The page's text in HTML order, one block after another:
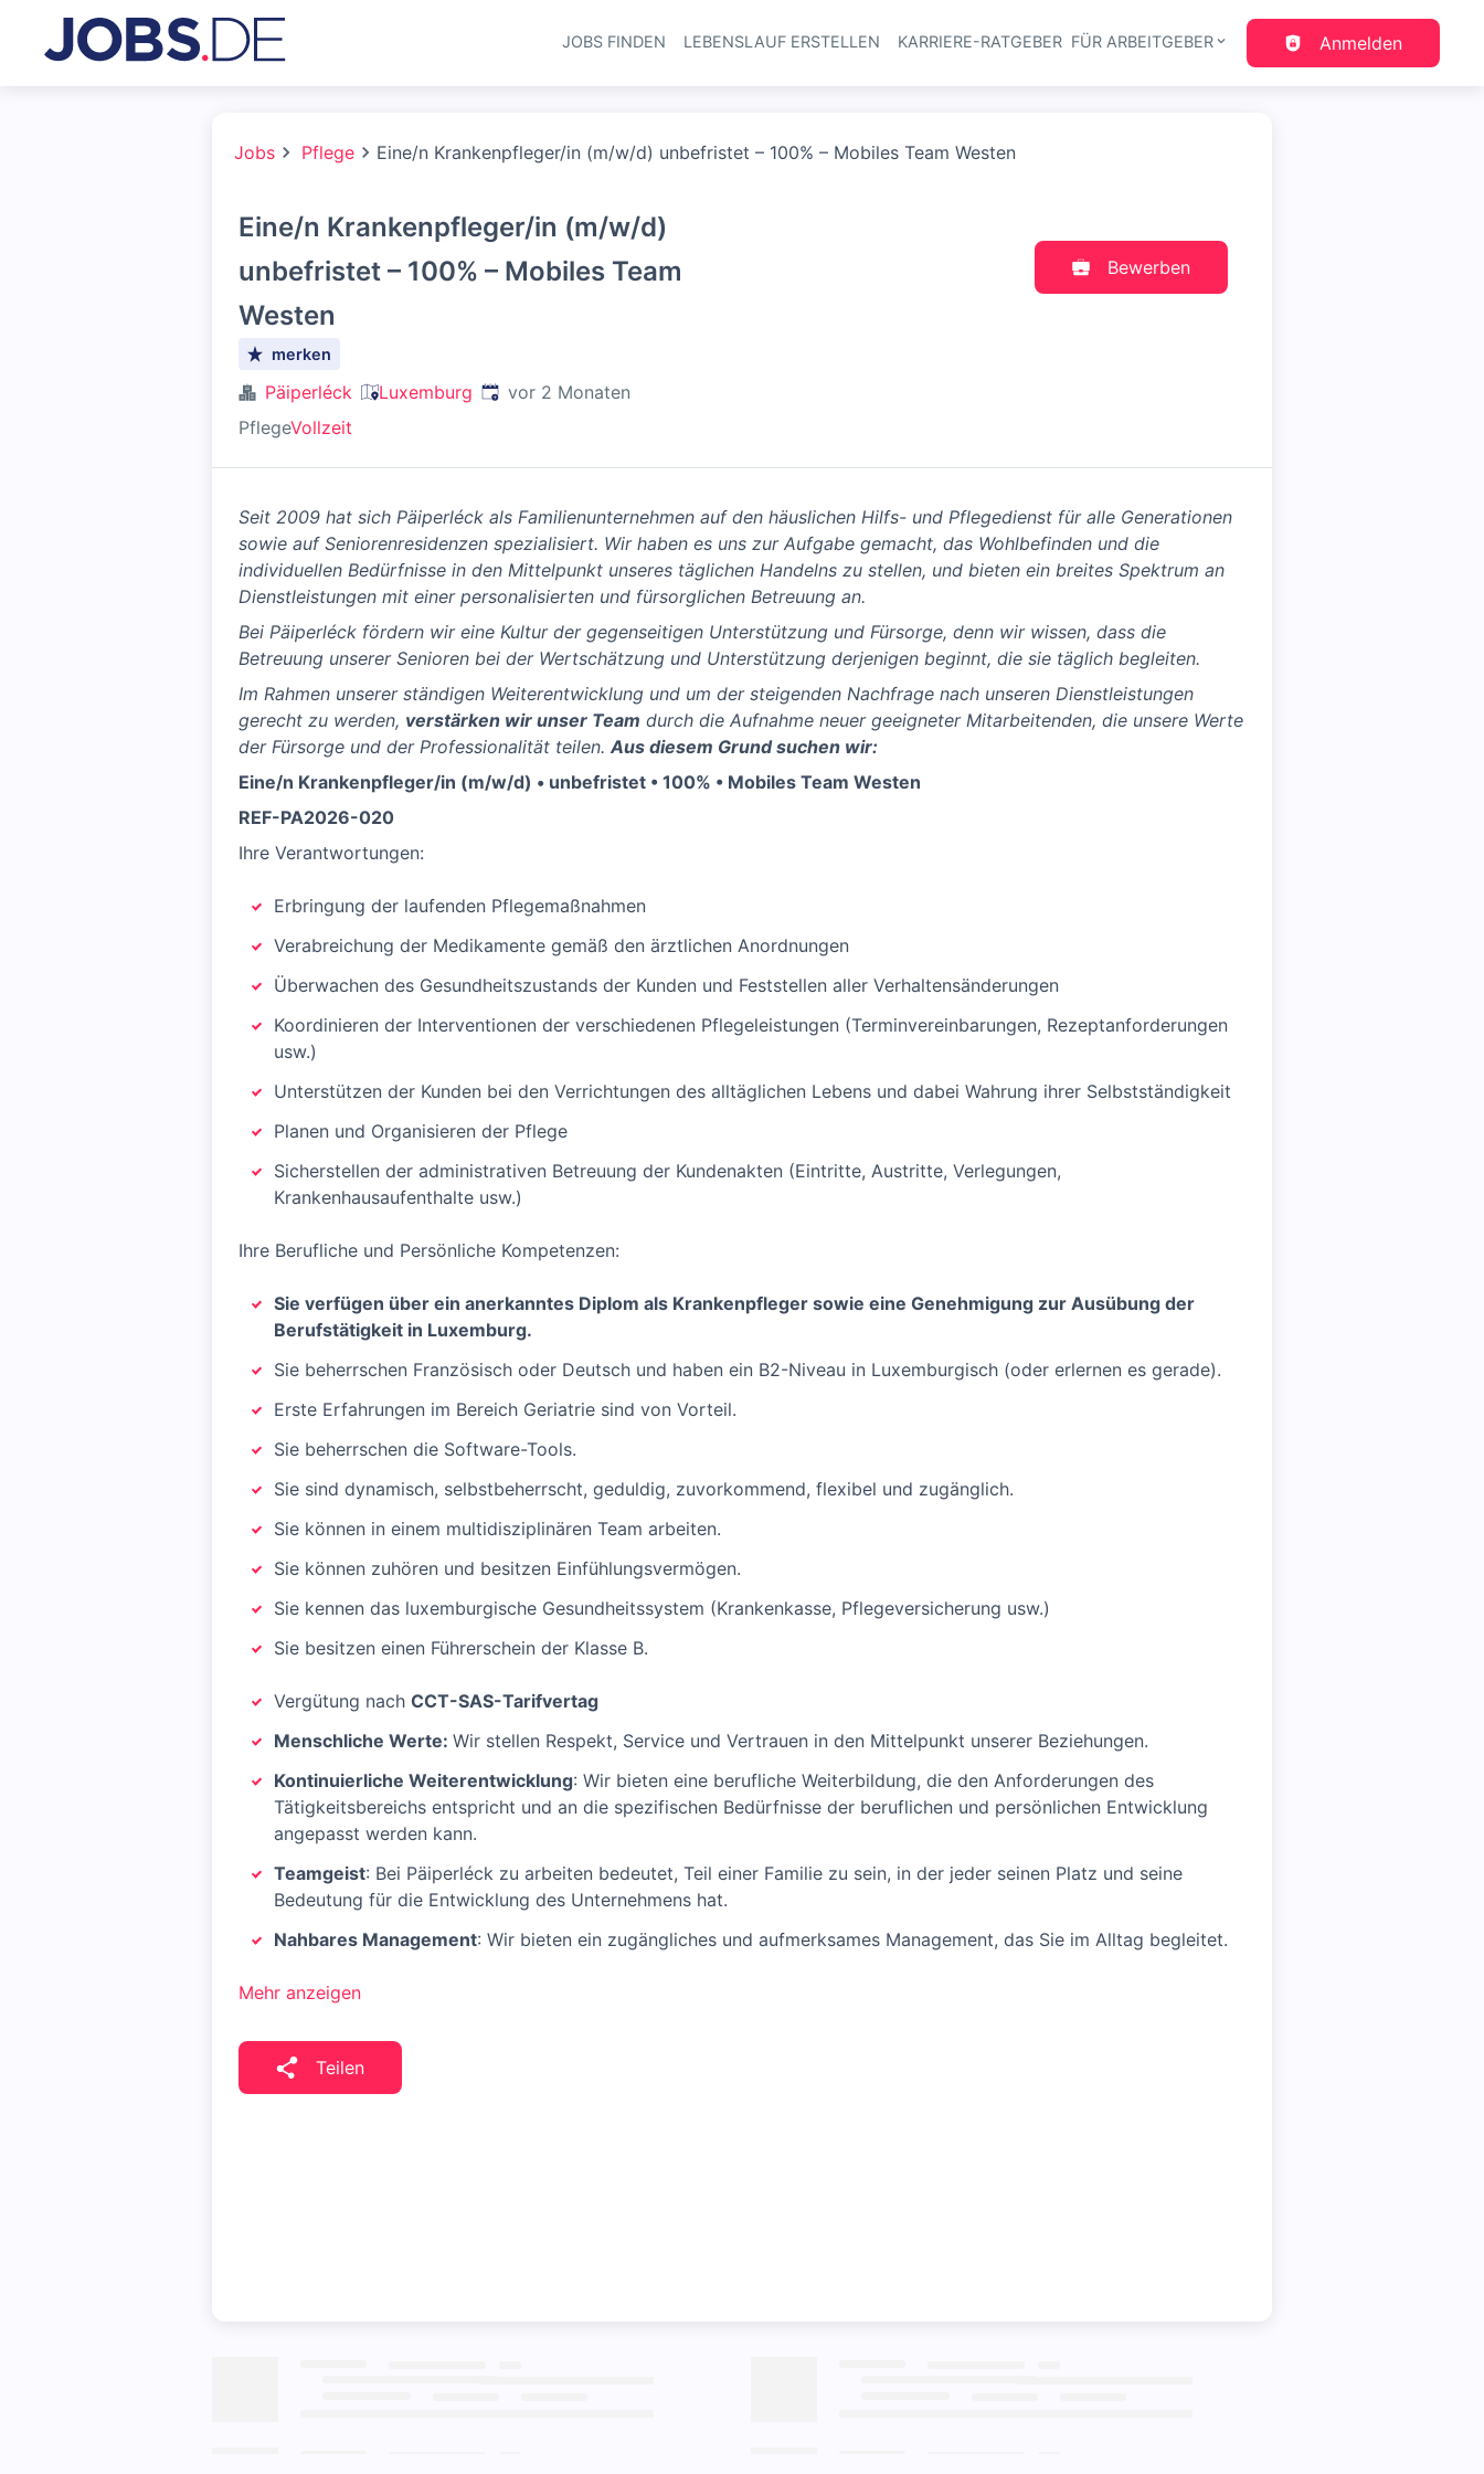
Haupt-Navigation
JOBS FINDEN LEBENSLAUF ERSTELLEN KARRIERE-RATGEBER FÜR ARBEITGEBER Anmelden
Jobs Pflege Eine/n Krankenpfleger/in (m/w/d) unbefristet – 100% – Mobiles Team Westen
Eine/n Krankenpfleger/in (m/w/d)
unbefristet – 100% – Mobiles Team
Westen
merken
Päiperléck Luxemburg Veröffentlicht:
vor 2 Monaten
PflegeVollzeit
Bewerben
Seit 2009 hat sich Päiperléck als Familienunternehmen auf den häuslichen Hilfs- und Pflegedienst für alle Generationen
sowie auf Seniorenresidenzen spezialisiert. Wir haben es uns zur Aufgabe gemacht, das Wohlbefinden und die
individuellen Bedürfnisse in den Mittelpunkt unseres täglichen Handelns zu stellen, und bieten ein breites Spektrum an
Dienstleistungen mit einer personalisierten und fürsorglichen Betreuung an.
Bei Päiperléck fördern wir eine Kultur der gegenseitigen Unterstützung und Fürsorge, denn wir wissen, dass die
Betreuung unserer Senioren bei der Wertschätzung und Unterstützung derjenigen beginnt, die sie täglich begleiten.
Im Rahmen unserer ständigen Weiterentwicklung und um der steigenden Nachfrage nach unseren Dienstleistungen
gerecht zu werden, verstärken wir unser Team durch die Aufnahme neuer geeigneter Mitarbeitenden, die unsere Werte
der Fürsorge und der Professionalität teilen.Aus diesem Grund suchen wir:
Eine/n Krankenpfleger/in (m/w/d) • unbefristet • 100% • Mobiles Team Westen
REF-PA2026-020
Ihre Verantwortungen:
Erbringung der laufenden Pflegemaßnahmen
Verabreichung der Medikamente gemäß den ärztlichen Anordnungen
Überwachen des Gesundheitszustands der Kunden und Feststellen aller Verhaltensänderungen
Koordinieren der Interventionen der verschiedenen Pflegeleistungen (Terminvereinbarungen, Rezeptanforderungen
usw.)
Unterstützen der Kunden bei den Verrichtungen des alltäglichen Lebens und dabei Wahrung ihrer Selbstständigkeit
Planen und Organisieren der Pflege
Sicherstellen der administrativen Betreuung der Kundenakten (Eintritte, Austritte, Verlegungen,
Krankenhausaufenthalte usw.)
Ihre Berufliche und Persönliche Kompetenzen:
Sie verfügen über ein anerkanntes Diplom als Krankenpfleger sowie eine Genehmigung zur Ausübung der
Berufstätigkeit in Luxemburg.
Sie beherrschen Französisch oder Deutsch und haben ein B2-Niveau in Luxemburgisch (oder erlernen es gerade).
Erste Erfahrungen im Bereich Geriatrie sind von Vorteil.
Sie beherrschen die Software-Tools.
Sie sind dynamisch, selbstbeherrscht, geduldig, zuvorkommend, flexibel und zugänglich.
Sie können in einem multidisziplinären Team arbeiten.
Sie können zuhören und besitzen Einfühlungsvermögen.
Sie kennen das luxemburgische Gesundheitssystem (Krankenkasse, Pflegeversicherung usw.)
Sie besitzen einen Führerschein der Klasse B.
Vergütung nach CCT-SAS-Tarifvertag
Menschliche Werte: Wir stellen Respekt, Service und Vertrauen in den Mittelpunkt unserer Beziehungen.
Kontinuierliche Weiterentwicklung: Wir bieten eine berufliche Weiterbildung, die den Anforderungen des
Tätigkeitsbereichs entspricht und an die spezifischen Bedürfnisse der beruflichen und persönlichen Entwicklung
angepasst werden kann.
Teamgeist: Bei Päiperléck zu arbeiten bedeutet, Teil einer Familie zu sein, in der jeder seinen Platz und seine
Bedeutung für die Entwicklung des Unternehmens hat.
Nahbares Management: Wir bieten ein zugängliches und aufmerksames Management, das Sie im Alltag begleitet.
Mehr anzeigen
Teilen